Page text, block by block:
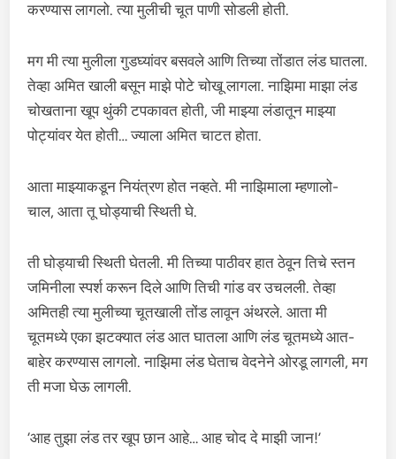
करण्यास लागलो. त्या मुलीची चूत पाणी सोडली होती.
मग मी त्या मुलीला गुडघ्यांवर बसवले आणि तिच्या तोंडात लंड घातला.
तेव्हा अमित खाली बसून माझे पोटे चोखू लागला. नाझिमा माझा लंड
चोखताना खूप थुंकी टपकावत होती, जी माझ्या लंडातून माझ्या
पोट्यांवर येत होती… ज्याला अमित चाटत होता.
आता माझ्याकडून नियंत्रण होत नव्हते. मी नाझिमाला म्हणालो-
चाल, आता तू घोड्याची स्थिती घे.
ती घोड्याची स्थिती घेतली. मी तिच्या पाठीवर हात ठेवून तिचे स्तन
जमिनीला स्पर्श करून दिले आणि तिची गांड वर उचलली. तेव्हा
अमितही त्या मुलीच्या चूतखाली तोंड लावून अंथरले. आता मी
चूतमध्ये एका झटक्यात लंड आत घातला आणि लंड चूतमध्ये आत-
बाहेर करण्यास लागलो. नाझिमा लंड घेताच वेदनेने ओरडू लागली, मग
ती मजा घेऊ लागली.
‘आह तुझा लंड तर खूप छान आहे… आह चोद दे माझी जान!’